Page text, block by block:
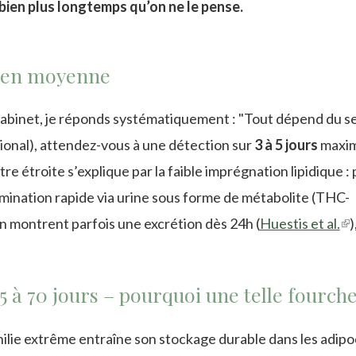
plus longtemps qu’on ne le pense.
moyenne
je réponds systématiquement : "Tout dépend du
attendez-vous à une détection sur3 à 5 jours
étroite s’explique par la faible imprégnation lipidique :
rapide via urine sous forme de métabolite (THC-
montrent parfois une excrétion dès 24h (Huestis et al.
à 70 jours – pourquoi une telle
extrême entraîne son stockage durable dans les